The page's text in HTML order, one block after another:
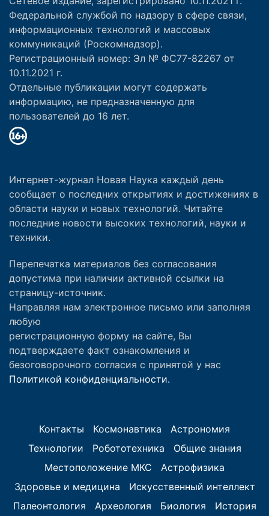
Федеральной службой по надзору в сфере связи,
информационных технологий и массовых
коммуникаций (Роскомнадзор).
Регистрационный номер: Эл № ФС77-82267 от
10.11.2021 г.
Отдельные публикации могут содержать
информацию, не предназначенную для
пользователей до 16 лет.
Интернет-журнал Новая Наука каждый день
сообщает о последних открытиях и достижениях в
области науки и новых технологий. Читайте
последние новости высоких технологий, науки и
техники.
Перепечатка материалов без согласования
допустима при наличии активной ссылки на
страницу-источник.
Направляя нам электронное письмо или заполняя
любую
регистрационную форму на сайте, Вы
подтверждаете факт ознакомления и
безоговорочного согласия с принятой у нас
Политикой конфиденциальности.
Контакты Космонавтика
Астрономия
Технологии
Робототехника
Общие знания
Местоположение МКС
Астрофизика
Здоровье и медицина
Искусственный интеллект
Палеонтология
Археология Биология История